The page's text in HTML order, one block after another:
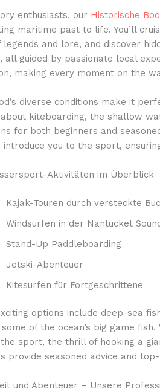
enthusiasts, our Historische
maritime past to life. You’ll
and lore, and discover
all guided by passionate local
making every moment on the
diverse conditions make it
about kiteboarding, the shallow
for both beginners and
introduce you to the sport,
Aktivitäten im Überblick
Kajak-Touren durch versteckte
Windsurfen in der Nantucket
Stand-Up Paddleboarding
Jetski-Abenteuer
Kitesurfen für Fortgeschrittene
options include deep-sea
of the ocean’s big game
sport, the thrill of hooking a
provide seasoned advice and
und Abenteuer – Unsere